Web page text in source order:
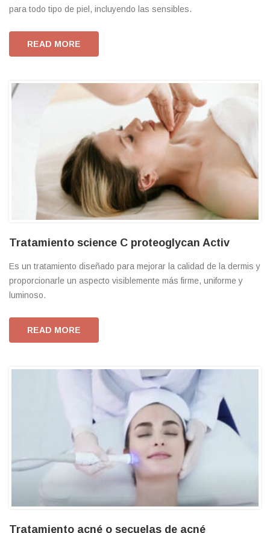
para todo tipo de piel, incluyendo las sensibles.
READ MORE
Tratamiento science C proteoglycan Activ
Es un tratamiento diseñado para mejorar la calidad de la dermis y
proporcionarle un aspecto visiblemente más firme, uniforme y
luminoso.
READ MORE
Tratamiento acné o secuelas de acné